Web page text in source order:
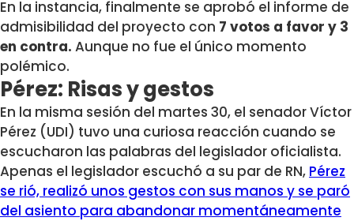
En la instancia, finalmente se aprobó el informe de
admisibilidad del proyecto con 7 votos a favor y 3
en contra. Aunque no fue el único momento
polémico.
Pérez: Risas y gestos
En la misma sesión del martes 30, el senador Víctor
Pérez (UDI) tuvo una curiosa reacción cuando se
escucharon las palabras del legislador oficialista.
Apenas el legislador escuchó a su par de RN, Pérez
se rió, realizó unos gestos con sus manos y se paró
del asiento para abandonar momentáneamente